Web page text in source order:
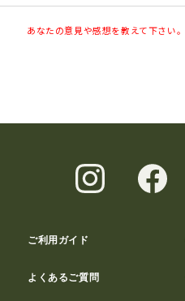
あなたの意見や感想を教えて下さい。
ご利用ガイド
よくあるご質問